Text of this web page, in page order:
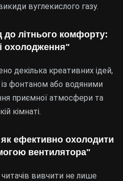
вуглекислого газу.
до літнього комфорту:
охолодження"
декілька креативних ідей,
фонтаном або водяними
приємної атмосфери та
кімнаті.
ефективно охолодити
вентилятора"
вивчити не лише